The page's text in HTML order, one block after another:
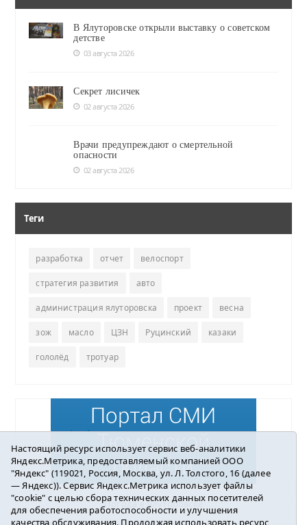
В Ялуторовске открыли выставку о советском
детстве
03 августа 2026
Секрет лисичек
02 августа 2026
Врачи предупреждают о смертельной
опасности
02 августа 2026
Теги
разработка отчет велоспорт
стратегия развития авто
администрация ялуторовска проект весна
зож масло ЦЗН Руцинский казаки
гололёд тротуар
Погода в Ялуторовске
Настоящий ресурс использует сервис веб-аналитики
Яндекс.Метрика, предоставляемый компанией ООО
"Яндекс" (119021, Россия, Москва, ул. Л. Толстого, 16 (далее
— Яндекс)). Сервис Яндекс.Метрика использует файлы
"cookie" с целью сбора технических данных посетителей
для обеспечения работоспособности и улучшения
качества обслуживания. Продолжая использовать ресурс,